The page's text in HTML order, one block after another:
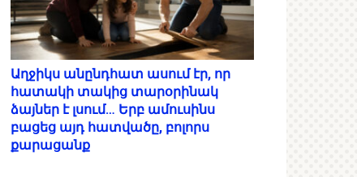
Աղջիկս անընդհատ ասում էր, որ
հատակի տակից տարօրինակ
ձայներ է լսում… Երբ ամուսինս
բացեց այդ հատվածը, բոլորս
քարացանք